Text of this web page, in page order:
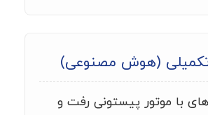
(هوش مصنوعی)
با موتور پیستونی رفت و